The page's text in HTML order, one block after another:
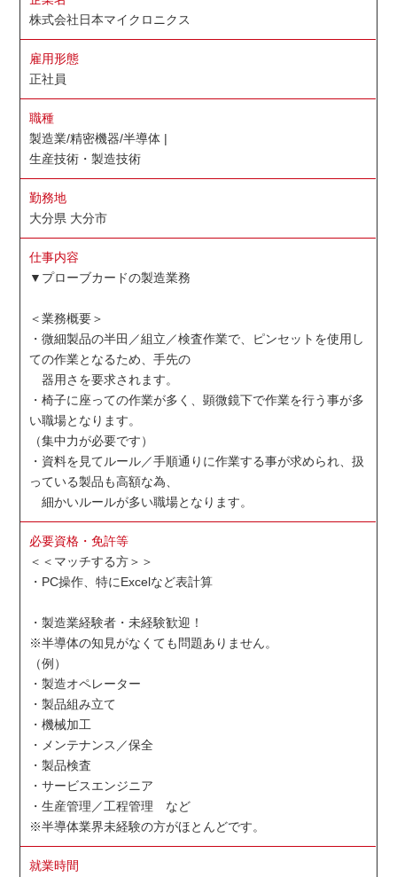
株式会社日本マイクロニクス
雇用形態
正社員
職種
製造業/精密機器/半導体 |
生産技術・製造技術
勤務地
大分県 大分市
仕事内容
▼プローブカードの製造業務
＜業務概要＞
・微細製品の半田／組立／検査作業で、ピンセットを使用し
ての作業となるため、手先の
器用さを要求されます。
・椅子に座っての作業が多く、顕微鏡下で作業を行う事が多
い職場となります。
（集中力が必要です）
・資料を見てルール／手順通りに作業する事が求められ、扱
っている製品も高額な為、
細かいルールが多い職場となります。
必要資格・免許等
＜＜マッチする方＞＞
・PC操作、特にExcelなど表計算
・製造業経験者・未経験歓迎！
※半導体の知見がなくても問題ありません。
（例）
・製造オペレーター
・製品組み立て
・機械加工
・メンテナンス／保全
・製品検査
・サービスエンジニア
・生産管理／工程管理 など
※半導体業界未経験の方がほとんどです。
就業時間